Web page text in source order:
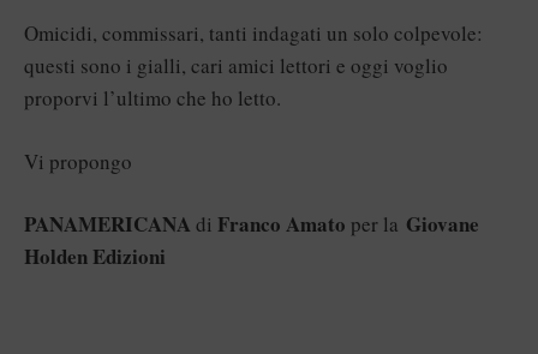
Omicidi, commissari, tanti indagati un solo colpevole:
questi sono i gialli, cari amici lettori e oggi voglio
proporvi l’ultimo che ho letto.
Vi propongo
PANAMERICANA di Franco Amato per la Giovane
Holden Edizioni